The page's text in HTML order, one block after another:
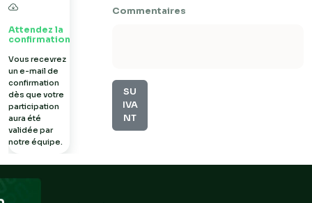
Attendez la
confirmation
Vous recevrez
un e-mail de
confirmation
dès que votre
participation
aura été
validée par
notre équipe.
Commentaires
SU
IVA
NT